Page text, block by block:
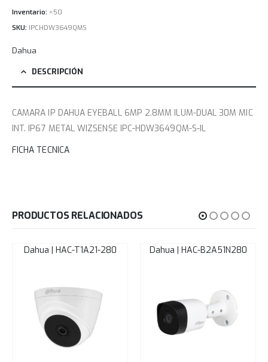
Inventario: <50
SKU: IPCHDW3649QMS
Dahua
DESCRIPCIÓN
CAMARA IP DAHUA EYEBALL 6MP 2.8MM ILUM-DUAL 30M MIC
INT. IP67 METAL WIZSENSE IPC-HDW3649QM-S-IL
FICHA TECNICA
PRODUCTOS RELACIONADOS
Dahua | HAC-T1A21-280 Dahua | HAC-B2A51N280